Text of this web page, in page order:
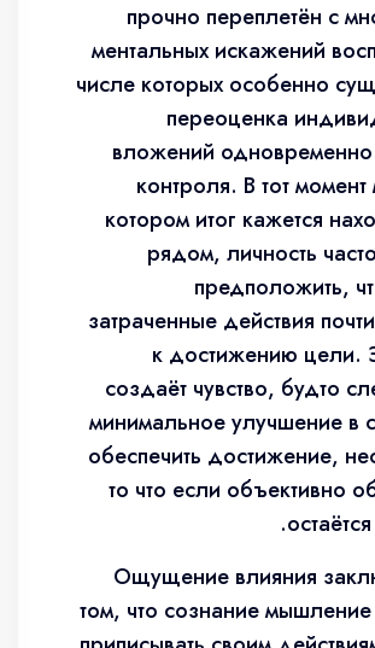
прочно переплетён с
ментальных искажений
числе которых особенно
переоценка
вложений
контроля. В тот
котором итог кажется
рядом, личность
предположить,
затраченные действия
к достижению цели.
создаёт чувство, будто
минимальное улучшение в
обеспечить достижение,
то что если объективно
Ощущение влияния
том, что сознание мышление